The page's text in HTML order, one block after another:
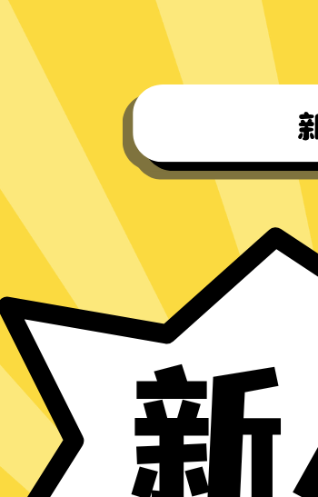
加速器iOS版下载 刀塔加速器
加速器Windows下载 刀塔加